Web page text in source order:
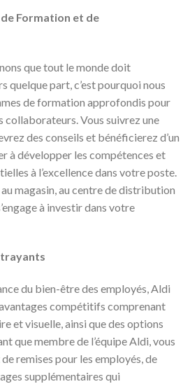
Formation et de
que tout le monde doit
quelque part, c’est pourquoi nous
de formation approfondis pour
collaborateurs. Vous suivrez une
des conseils et bénéficierez d’un
à développer les compétences et
à l’excellence dans votre poste.
magasin, au centre de distribution
à investir dans votre
du bien-être des employés, Aldi
compétitifs comprenant
et visuelle, ainsi que des options
que membre de l’équipe Aldi, vous
remises pour les employés, de
supplémentaires qui